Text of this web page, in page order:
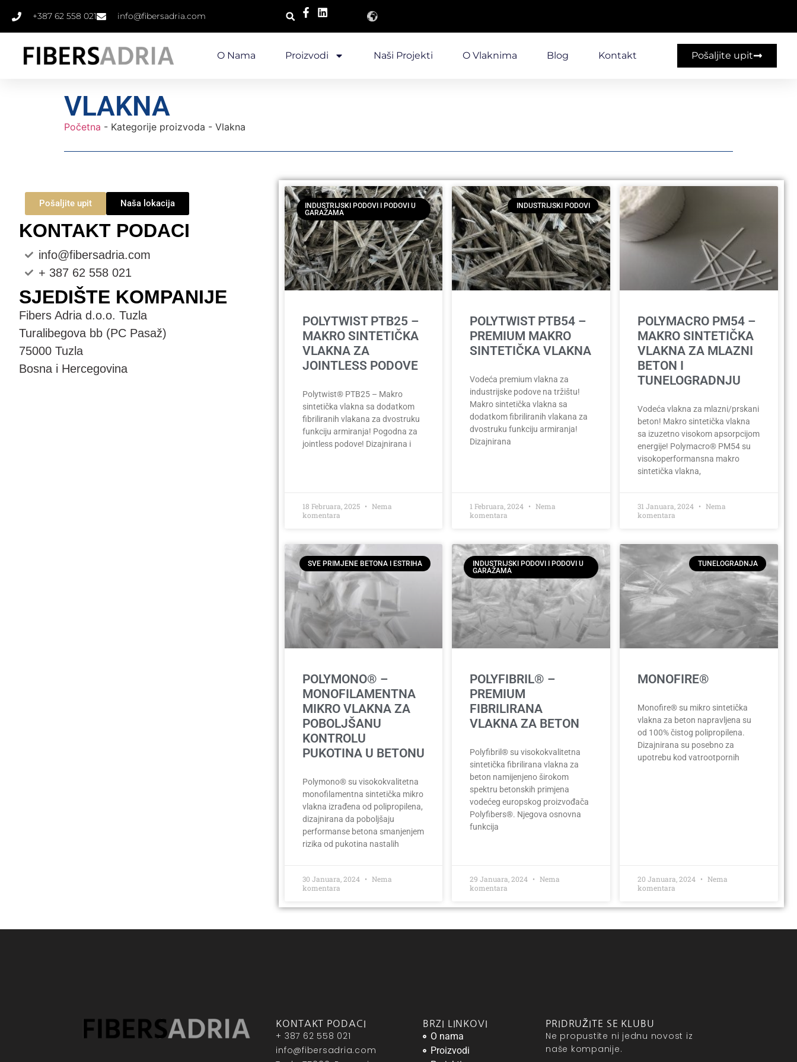
+387 62 558 021 info@fibersadria.com
O Nama Proizvodi Naši Projekti O Vlaknima Blog Kontakt Pošaljite upit
VLAKNA
Početna - Kategorije proizvoda - Vlakna
Pošaljite upit Naša lokacija
KONTAKT PODACI
info@fibersadria.com
+ 387 62 558 021
SJEDIŠTE KOMPANIJE
Fibers Adria d.o.o. Tuzla
Turalibegova bb (PC Pasaž)
75000 Tuzla
Bosna i Hercegovina
INDUSTRIJSKI PODOVI I PODOVI U
GARAŽAMA
POLYTWIST PTB25 –
MAKRO SINTETIČKA
VLAKNA ZA
JOINTLESS PODOVE
Polytwist® PTB25 – Makro
sintetička vlakna sa dodatkom
fibriliranih vlakana za dvostruku
funkciju armiranja! Pogodna za
jointless podove! Dizajnirana i
18 Februara, 2025
Nema
komentara
INDUSTRIJSKI PODOVI
POLYTWIST PTB54 –
PREMIUM MAKRO
SINTETIČKA VLAKNA
Vodeća premium vlakna za
industrijske podove na tržištu!
Makro sintetička vlakna sa
dodatkom fibriliranih vlakana za
dvostruku funkciju armiranja!
Dizajnirana
1 Februara, 2024
Nema
komentara
POLYMACRO PM54 –
MAKRO SINTETIČKA
VLAKNA ZA MLAZNI
BETON I
TUNELOGRADNJU
Vodeća vlakna za mlazni/prskani
beton! Makro sintetička vlakna
sa izuzetno visokom apsorpcijom
energije! Polymacro® PM54 su
visokoperformansna makro
sintetička vlakna,
31 Januara, 2024
Nema
komentara
SVE PRIMJENE BETONA I ESTRIHA
POLYMONO® –
MONOFILAMENTNA
MIKRO VLAKNA ZA
POBOLJŠANU
KONTROLU
PUKOTINA U BETONU
Polymono® su visokokvalitetna
monofilamentna sintetička mikro
vlakna izrađena od polipropilena,
dizajnirana da poboljšaju
performanse betona smanjenjem
rizika od pukotina nastalih
30 Januara, 2024
Nema
komentara
INDUSTRIJSKI PODOVI I PODOVI U
GARAŽAMA
POLYFIBRIL® –
PREMIUM
FIBRILIRANA
VLAKNA ZA BETON
Polyfibril® su visokokvalitetna
sintetička fibrilirana vlakna za
beton namijenjeno širokom
spektru betonskih primjena
vodećeg europskog proizvođača
Polyfibers®. Njegova osnovna
funkcija
29 Januara, 2024
Nema
komentara
TUNELOGRADNJA
MONOFIRE®
Monofire® su mikro sintetička
vlakna za beton napravljena su
od 100% čistog polipropilena.
Dizajnirana su posebno za
upotrebu kod vatrootpornih
20 Januara, 2024
Nema
komentara
KONTAKT PODACI
+ 387 62 558 021
info@fibersadria.com
BRZI LINKOVI
O nama
Proizvodi
PRIDRUŽITE SE KLUBU
Ne propustite ni jednu novost iz
naše kompanije.